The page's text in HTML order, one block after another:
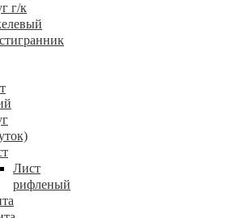
г/к
Лист
рифленый